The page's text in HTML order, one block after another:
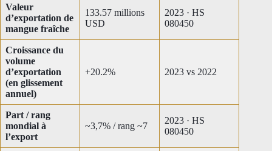
Valeur
d’exportation de
mangue fraîche
133.57 millions
USD
2023 · HS
080450
Croissance du
volume
d’exportation
(en glissement
annuel)
+20.2% 2023 vs 2022
Part / rang
mondial à
l’export
~3,7% / rang ~7
2023 · HS
080450